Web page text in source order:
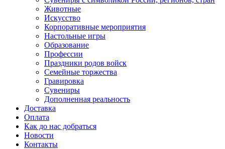
Животные
Искусство
Корпоративные мероприятия
Настольные игры
Образование
Профессии
Праздники родов войск
Семейные торжества
Гравировка
Сувениры
Дополненная реальность
Доставка
Оплата
Как до нас добраться
Новости
Контакты